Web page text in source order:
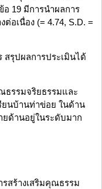
19 มีการนำผลการ
อเนื่อง (= 4.74, S.D. =
สรุปผลการประเมินได้
ธรรมจริยธรรมและ
ยนบ้านท่าข่อย ในด้าน
ด้านอยู่ในระดับมาก
รสร้างเสริมคุณธรรม